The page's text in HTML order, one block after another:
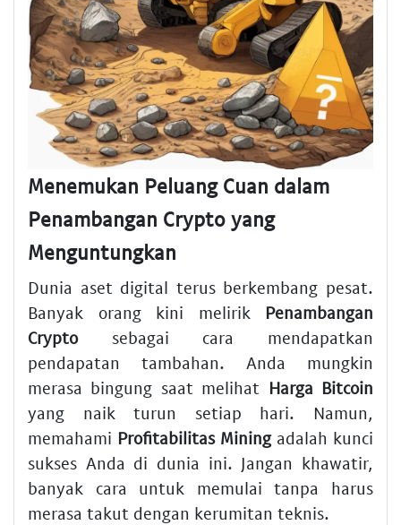
Menemukan Peluang Cuan dalam
Penambangan Crypto yang
Menguntungkan
Dunia aset digital terus berkembang pesat.
Banyak orang kini melirik Penambangan
Cryptosebagai cara mendapatkan
pendapatan tambahan. Anda mungkin
merasa bingung saat melihat Harga Bitcoin
yang naik turun setiap hari. Namun,
memahami Profitabilitas Miningadalah kunci
sukses Anda di dunia ini. Jangan khawatir,
banyak cara untuk memulai tanpa harus
merasa takut dengan kerumitan teknis.